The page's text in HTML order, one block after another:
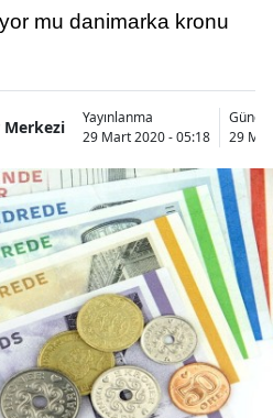
mu danimarka kronu
Merkezi
Yayınlanma
29 Mart 2020 - 05:18
29